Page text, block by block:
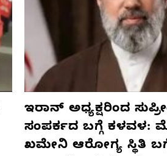
ಇರಾನ್ ಅಧ್ಯಕ್ಷರಿಂದ
ಸಂಪರ್ಕದ ಬಗ್ಗೆ ಕಳವಳ:
ಖಮೇನಿ ಆರೋಗ್ಯ ಸ್ಥಿತಿ